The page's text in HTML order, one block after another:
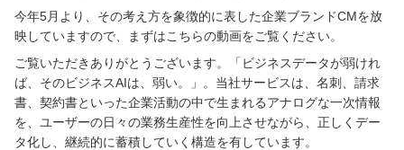
今年5月より、その考え方を象徴的に表した企業ブランドCMを放
映していますので、まずはこちらの動画をご覧ください。
ご覧いただきありがとうございます。「ビジネスデータが弱けれ
ば、そのビジネスAIは、弱い。」。当社サービスは、名刺、請求
書、契約書といった企業活動の中で生まれるアナログな一次情報
を、ユーザーの日々の業務生産性を向上させながら、正しくデー
タ化し、継続的に蓄積していく構造を有しています。